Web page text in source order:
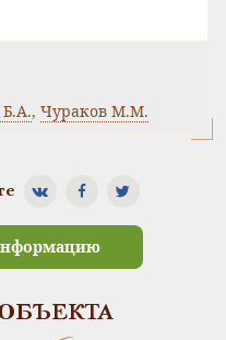
, Чураков М.М.